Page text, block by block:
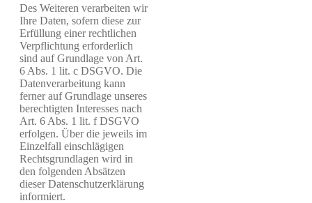
Des Weiteren verarbeiten wir
Ihre Daten, sofern diese zur
Erfüllung einer rechtlichen
Verpflichtung erforderlich
sind auf Grundlage von Art.
6 Abs. 1 lit. c DSGVO. Die
Datenverarbeitung kann
ferner auf Grundlage unseres
berechtigten Interesses nach
Art. 6 Abs. 1 lit. f DSGVO
erfolgen. Über die jeweils im
Einzelfall einschlägigen
Rechtsgrundlagen wird in
den folgenden Absätzen
dieser Datenschutzerklärung
informiert.